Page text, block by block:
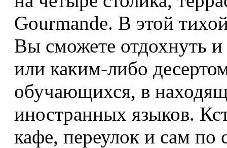
Gourmande. В этой
Вы сможете отдохнуть
или каким-либо
обучающихся, в
иностранных языков.
кафе, переулок и сам по